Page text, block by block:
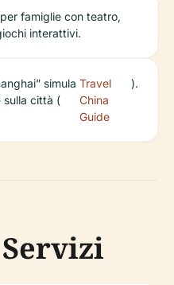
famiglie con teatro,
interattivi.
simula
sulla città (
Travel
China
Guide
).